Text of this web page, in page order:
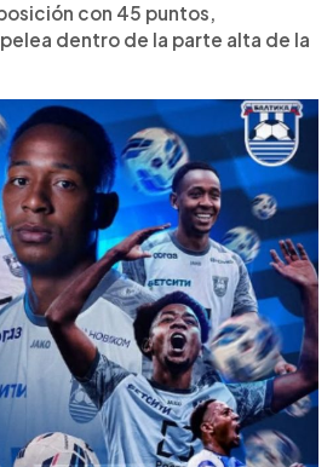
con 45 puntos,
dentro de la parte alta de la